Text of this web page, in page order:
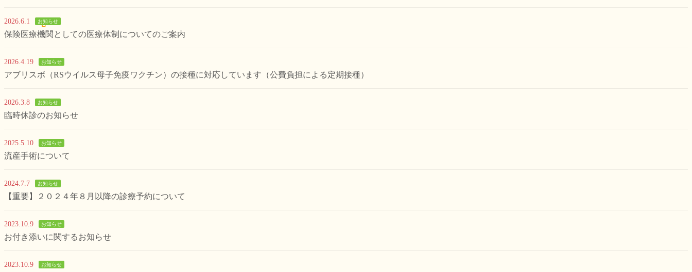
2026.6.1 お知らせ
保険医療機関としての医療体制についてのご案内
2026.4.19 お知らせ
アブリスボ（RSウイルス母子免疫ワクチン）の接種に対応しています（公費負担による定期接種）
2026.3.8 お知らせ
臨時休診のお知らせ
2025.5.10 お知らせ
流産手術について
2024.7.7 お知らせ
【重要】２０２４年８月以降の診療予約について
2023.10.9 お知らせ
お付き添いに関するお知らせ
2023.10.9 お知らせ